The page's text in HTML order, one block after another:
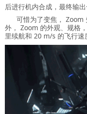
后进行机内合成，最终输
可惜为了变焦， Zoom
外， Zoom 的外观、规格
里续航和 20 m/s 的飞行速